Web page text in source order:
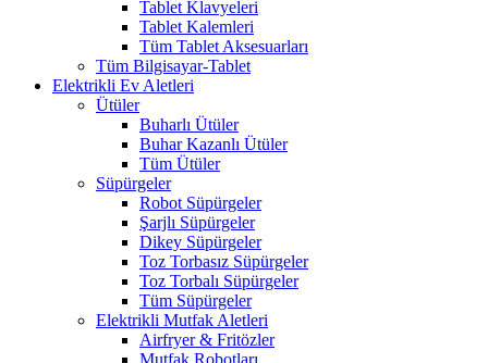
Tablet Klavyeleri
Tablet Kalemleri
Tüm Tablet Aksesuarları
Tüm Bilgisayar-Tablet
Elektrikli Ev Aletleri
Ütüler
Buharlı Ütüler
Buhar Kazanlı Ütüler
Tüm Ütüler
Süpürgeler
Robot Süpürgeler
Şarjlı Süpürgeler
Dikey Süpürgeler
Toz Torbasız Süpürgeler
Toz Torbalı Süpürgeler
Tüm Süpürgeler
Elektrikli Mutfak Aletleri
Airfryer & Fritözler
Mutfak Robotları